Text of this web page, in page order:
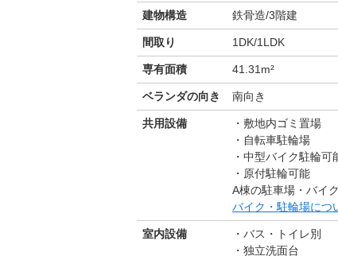
建物構造 鉄骨造/3階建
間取り 1DK/1LDK
専有面積 41.31m²
ベランダの向き 南向き
共用設備 敷地内ゴミ置場
自転車駐輪場
中型バイク駐輪可
原付駐輪可能
A棟の駐車場・バイ
バイク・駐輪場につ
室内設備 バス・トイレ別
独立洗面台